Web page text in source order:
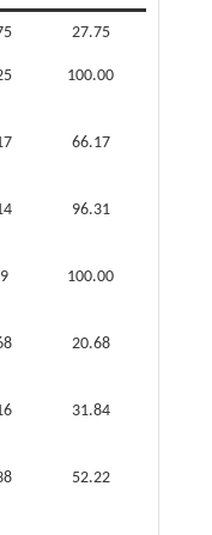
27.75
100.00
66.17
96.31
100.00
20.68
31.84
52.22